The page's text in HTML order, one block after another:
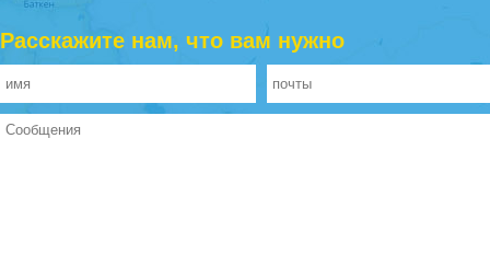
Расскажите нам, что вам нужно